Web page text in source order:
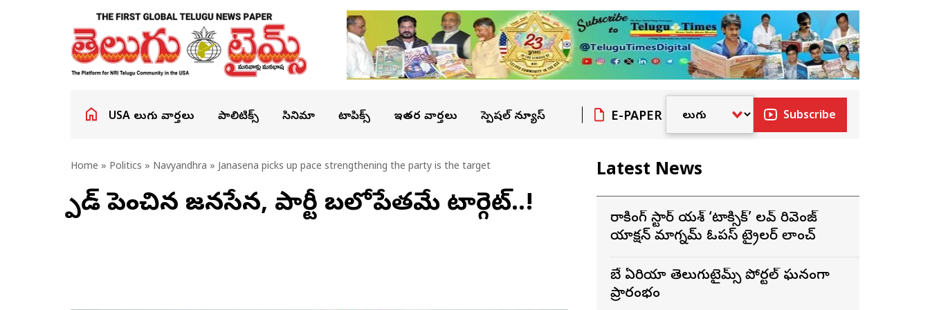
USA తెలుగు వార్తలు పాలిటిక్స్ సినిమా టాపిక్స్ ఇతర వార్తలు స్పెషల్ న్యూస్ E-PAPER Subscribe
Home » Politics » Navyandhra » Janasena picks up pace strengthening the party is the target
స్పీడ్ పెంచిన జనసేన, పార్టీ బలోపేతమే టార్గెట్..!
Latest News
రాకింగ్ స్టార్ యశ్ ‘టాక్సిక్’ లవ్ రివెంజ్
యాక్షన్ మాగ్నమ్ ఓపస్‌ ట్రైలర్ లాంచ్
బే ఏరియా తెలుగుటైమ్స్ పోర్టల్ ఘనంగా
ప్రారంభం